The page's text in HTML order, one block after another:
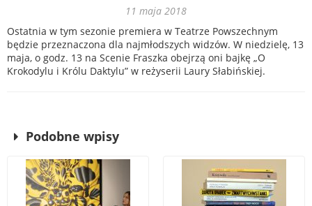
11 maja 2018
Ostatnia w tym sezonie premiera w Teatrze Powszechnym
będzie przeznaczona dla najmłodszych widzów. W niedzielę, 13
maja, o godz. 13 na Scenie Fraszka obejrzą oni bajkę „O
Krokodylu i Królu Daktylu” w reżyserii Laury Słabińskiej.
Podobne wpisy